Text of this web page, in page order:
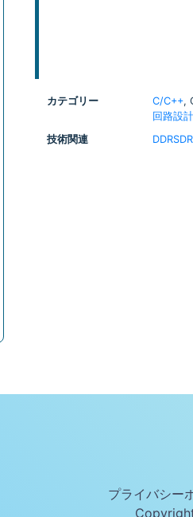
カテゴリー C/C++,
回路設計
技術関連
プライバシー